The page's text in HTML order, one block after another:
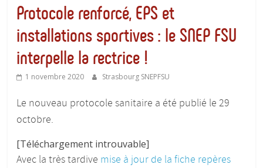
Protocole renforcé, EPS et
installations sportives : le SNEP FSU
interpelle la rectrice !
1 novembre 2020 Strasbourg SNEPFSU
Le nouveau protocole sanitaire a été publié le 29
octobre.
[Téléchargement introuvable]
Avec la très tardive mise à jour de la fiche repères